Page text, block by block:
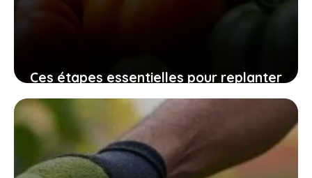
Ces étapes essentielles pour replanter
vos graines de tomates maison
assurent une récolte pleine de saveurs
10 novembre 2025